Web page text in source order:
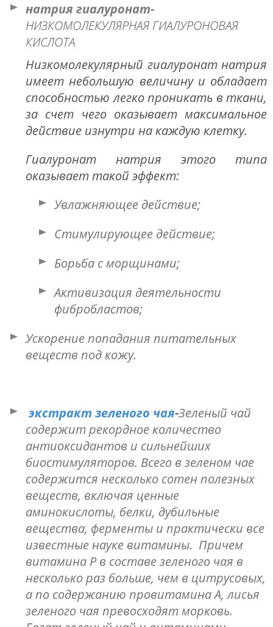
натрия гиалуронат-
НИЗКОМОЛЕКУЛЯРНАЯ ГИАЛУРОНОВАЯ
КИСЛОТА
Низкомолекулярный гиалуронат натрия
имеет небольшую величину и обладает
способностью легко проникать в ткани,
за счет чего оказывает максимальное
действие изнутри на каждую клетку.
Гиалуронат натрия этого типа
оказывает такой эффект:
Увлажняющее действие;
Стимулирующее действие;
Борьба с морщинами;
Активизация деятельности
фибробластов;
Ускорение попадания питательных
веществ под кожу.
экстракт зеленого чая-Зеленый чай
содержит рекордное количество
антиоксидантов и сильнейших
биостимуляторов. Всего в зеленом чае
содержится несколько сотен полезных
веществ, включая ценные
аминокислоты, белки, дубильные
вещества, ферменты и практически все
известные науке витамины. Причем
витамина Р в составе зеленого чая в
несколько раз больше, чем в цитрусовых,
а по содержанию провитамина А, лисья
зеленого чая превосходят морковь.